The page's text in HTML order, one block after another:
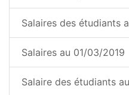
Salaires des étudiants
Salaires au 01/03/2019
Salaire des étudiants